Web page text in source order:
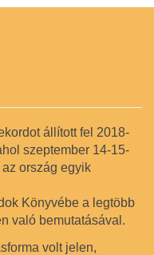
állított fel 2018-
szeptember 14-15-
ország egyik
Könyvébe a legtöbb
való bemutatásával.
volt jelen,